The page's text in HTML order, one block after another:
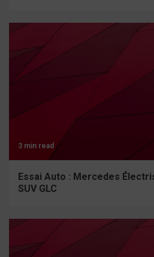
3 min read
Essai Auto : Mercedes
SUV GLC